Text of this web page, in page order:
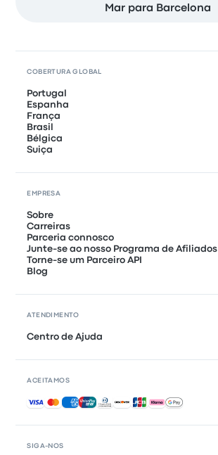
Mar para Barcelona
SIGA-NOS
COBERTURA GLOBAL
Portugal
Espanha
França
Brasil
Bélgica
Suiça
EMPRESA
Sobre
Carreiras
Parceria connosco
Junte-se ao nosso Programa de Afiliados
Torne-se um Parceiro API
Blog
ATENDIMENTO
Centro de Ajuda
ACEITAMOS
Pagamentos aceites